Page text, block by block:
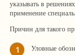
указывать в
применение
Причин для такого
1 Уловные